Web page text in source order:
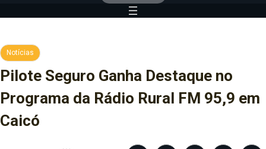
Notícias
Pilote Seguro Ganha Destaque no
Programa da Rádio Rural FM 95,9 em
Caicó